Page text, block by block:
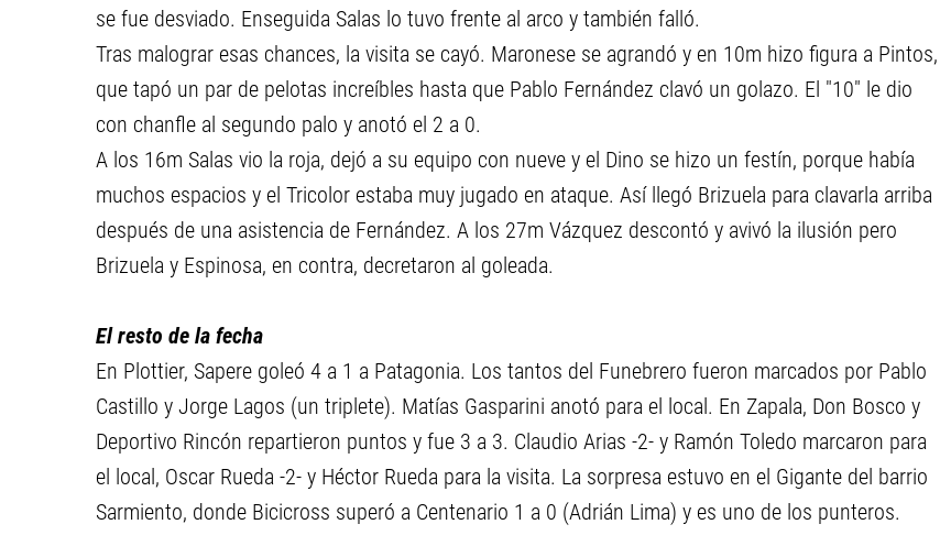
se fue desviado. Enseguida Salas lo tuvo frente al arco y también falló.
Tras malograr esas chances, la visita se cayó. Maronese se agrandó y en 10m hizo figura a Pintos,
que tapó un par de pelotas increíbles hasta que Pablo Fernández clavó un golazo. El "10" le dio
con chanfle al segundo palo y anotó el 2 a 0.
A los 16m Salas vio la roja, dejó a su equipo con nueve y el Dino se hizo un festín, porque había
muchos espacios y el Tricolor estaba muy jugado en ataque. Así llegó Brizuela para clavarla arriba
después de una asistencia de Fernández. A los 27m Vázquez descontó y avivó la ilusión pero
Brizuela y Espinosa, en contra, decretaron al goleada.
El resto de la fecha
En Plottier, Sapere goleó 4 a 1 a Patagonia. Los tantos del Funebrero fueron marcados por Pablo
Castillo y Jorge Lagos (un triplete). Matías Gasparini anotó para el local. En Zapala, Don Bosco y
Deportivo Rincón repartieron puntos y fue 3 a 3. Claudio Arias -2- y Ramón Toledo marcaron para
el local, Oscar Rueda -2- y Héctor Rueda para la visita. La sorpresa estuvo en el Gigante del barrio
Sarmiento, donde Bicicross superó a Centenario 1 a 0 (Adrián Lima) y es uno de los punteros.